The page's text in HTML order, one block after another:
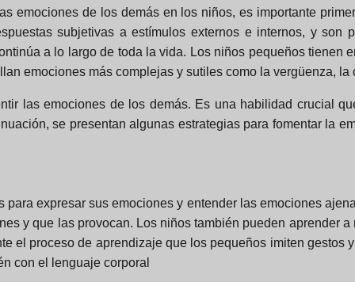
emociones de los demás en los niños, es importante
subjetivas a estímulos externos e internos, y son
a lo largo de toda la vida. Los niños pequeños tienen
emociones más complejas y sutiles como la vergüenza,
las emociones de los demás. Es una habilidad crucial
se presentan algunas estrategias para fomentar la
expresar sus emociones y entender las emociones
y que las provocan. Los niños también pueden aprender
el proceso de aprendizaje que los pequeños imiten gestos
con el lenguaje corporal